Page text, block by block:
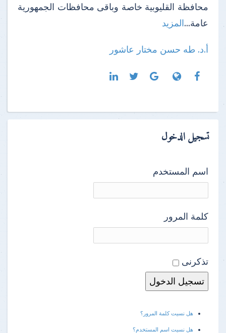
محافظة القليوبية خاصة وباقى محافظات الجمهورية
عامة...المزيد
أ.د. طه حسن مختار عاشور
تسجيل الدخول
اسم المستخدم
كلمة المرور
تذكرنى
هل نسيت كلمة المرور؟
هل نسيت اسم المستخدم؟